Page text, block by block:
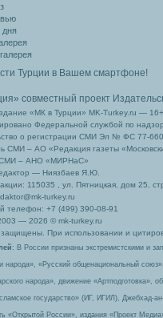
дня
Турции в Вашем смартфоне!
совместный проект
«МК в Турции» MK-Turkey.ru — 16+
Федеральной службой по
о регистрации СМИ Эл № ФС 77-
СМИ – АО «Редакция газеты
СМИ – АНО «МИРНаС»
— Ниязбаев Я.Ю.
115035 , ул. Пятницкая, дом 25,
turkey.ru
телефон: +7 (499) 390-08-91
— 2026 © mk-turkey.ru
При использовании и
: В России признаны экстремистскими и
народа», «Русский общенациональный
народа», движение
государство» (ИГ, ИГИЛ), Джебхад-
«Открытой России», издания «Проект